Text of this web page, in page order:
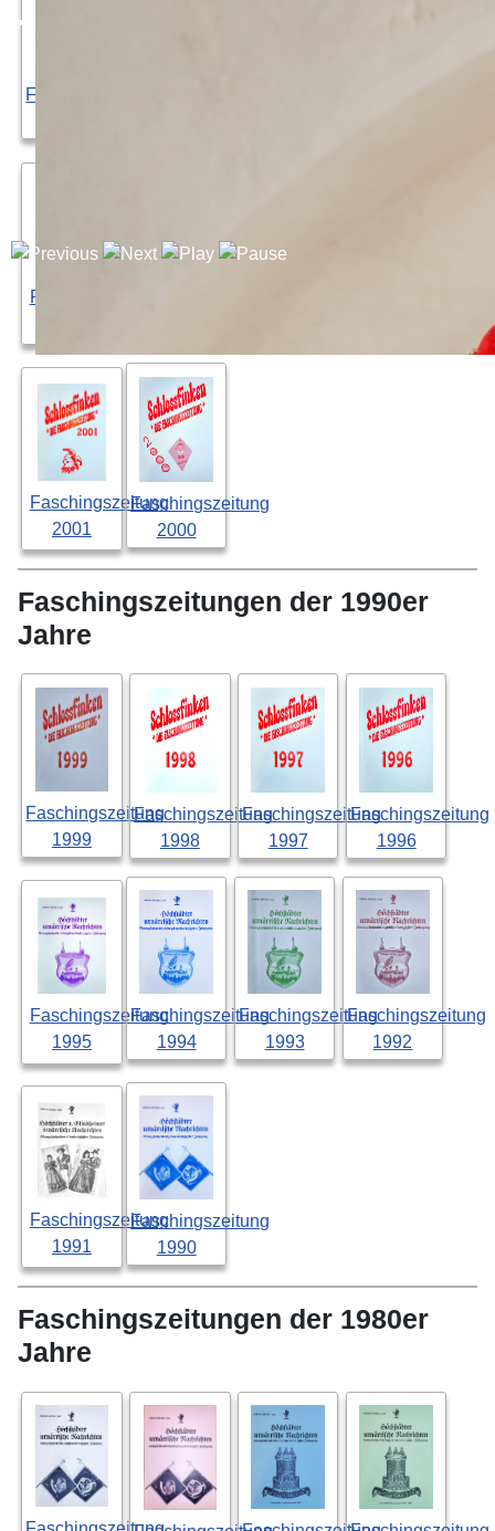
Faschingszeitung
Faschingszeitung
Faschingszeitung
2001
Faschingszeitung
2000
Faschingszeitungen der 1990er
Jahre
Faschingszeitung
1999
Faschingszeitung
1998
Faschingszeitung
1997
Faschingszeitung
1996
Faschingszeitung
1995
Faschingszeitung
1994
Faschingszeitung
1993
Faschingszeitung
1992
Faschingszeitung
1991
Faschingszeitung
1990
Faschingszeitungen der 1980er
Jahre